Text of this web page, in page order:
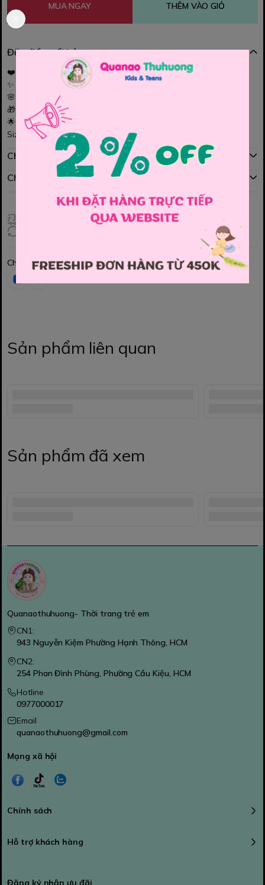
MUA NGAY THÊM VÀO GIỎ
Đặc điểm nổi bật
❤️👗 Set đầm đỏ tầng xinh yêu cho bé gái
✨ Dáng đầm tầng bồng nhẹ, mặc vào cực nổi bật
🌸 Chất vải mềm mịn, thoải mái cho bé vận động
🎁 Tặng kèm túi đeo nhỏ xinh – phối vào là “đỉnh”
🌟 Thích hợp đi chơi, dự tiệc, chụp hình siêu đẹp
Size : 110 , 120 , 130 , 140 , 150
Chính sách mua hàng
Chính sách đổi hàng
Giao hàng toàn quốc
Chia sẻ
Sản phẩm liên quan
Sản phẩm đã xem
Quanaothuhuong- Thời trang trẻ em
CN1:
943 Nguyễn Kiệm Phường Hạnh Thông, HCM
CN2:
254 Phan Đình Phùng, Phường Cầu Kiệu, HCM
Hotline
0977000017
Email
quanaothuhuong@gmail.com
Mạng xã hội
Chính sách
Hỗ trợ khách hàng
Đăng ký nhận ưu đãi